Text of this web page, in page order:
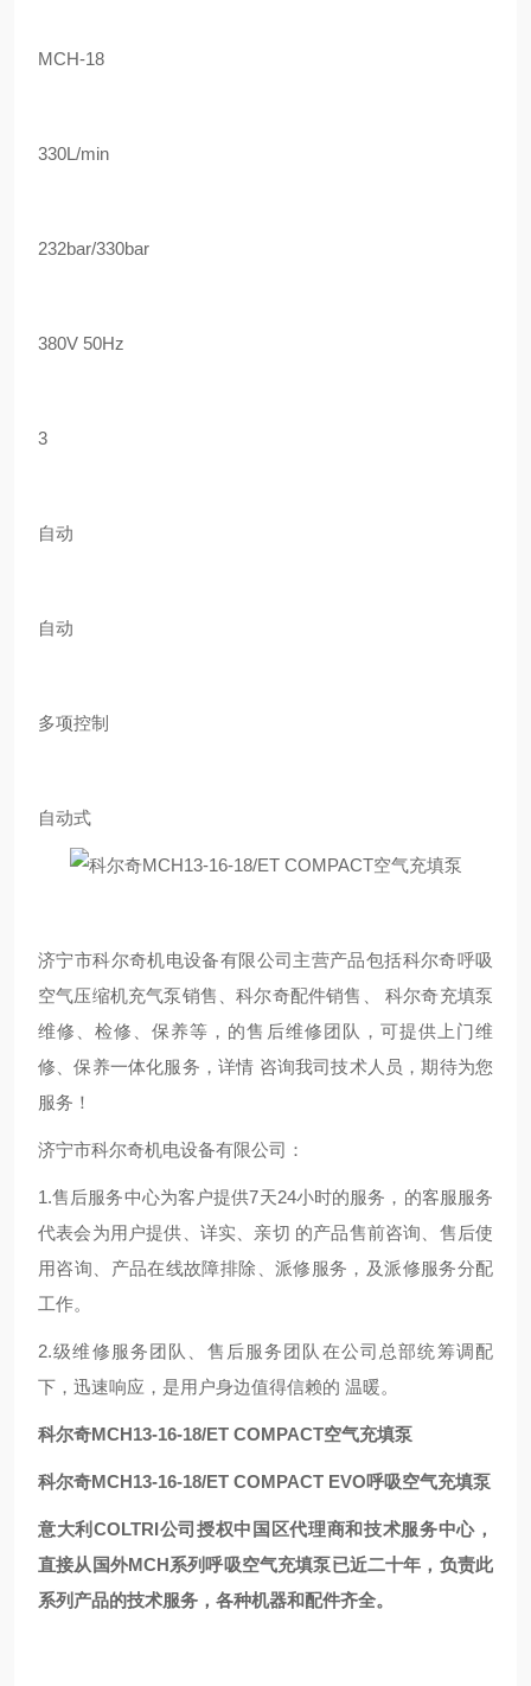
MCH-18
330L/min
232bar/330bar
380V 50Hz
3
自动
自动
多项控制
自动式
济宁市科尔奇机电设备有限公司主营产品包括科尔奇呼吸
空气压缩机充气泵销售、科尔奇配件销售、 科尔奇充填泵
维修、检修、保养等，的售后维修团队，可提供上门维
修、保养一体化服务，详情 咨询我司技术人员，期待为您
服务！
济宁市科尔奇机电设备有限公司：
1.售后服务中心为客户提供7天24小时的服务，的客服服务
代表会为用户提供、详实、亲切 的产品售前咨询、售后使
用咨询、产品在线故障排除、派修服务，及派修服务分配
工作。
2.级维修服务团队、售后服务团队在公司总部统筹调配
下，迅速响应，是用户身边值得信赖的 温暖。
科尔奇MCH13-16-18/ET COMPACT空气充填泵
科尔奇MCH13-16-18/ET COMPACT EVO呼吸空气充填泵
意大利COLTRI公司授权中国区代理商和技术服务中心，
直接从国外MCH系列呼吸空气充填泵已近二十年，负责此
系列产品的技术服务，各种机器和配件齐全。